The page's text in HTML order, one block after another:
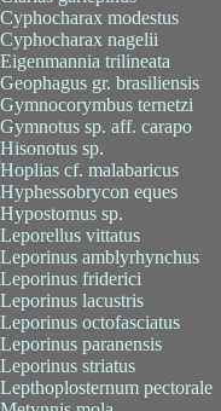
Cyphocharax modestus
Cyphocharax nagelii
Eigenmannia trilineata
Geophagus gr. brasiliensis
Gymnocorymbus ternetzi
Gymnotus sp. aff. carapo
Hisonotus sp.
Hoplias cf. malabaricus
Hyphessobrycon eques
Hypostomus sp.
Leporellus vittatus
Leporinus amblyrhynchus
Leporinus friderici
Leporinus lacustris
Leporinus octofasciatus
Leporinus paranensis
Leporinus striatus
Lepthoplosternum pectorale